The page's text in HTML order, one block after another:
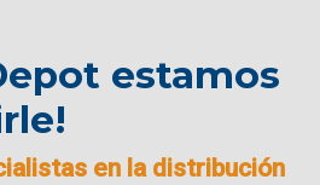
estamos
en la distribución